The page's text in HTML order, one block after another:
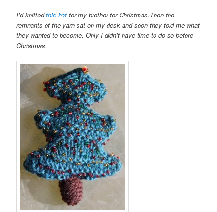
I’d knittedthis hat for my brother for Christmas.Then the
remnants of the yarn sat on my desk and soon they told me what
they wanted to become. Only I didn’t have time to do so before
Christmas.